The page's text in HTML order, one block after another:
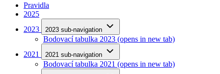
Pravidla
2025
2023
2023 sub-navigation
Bodovací tabulka 2023 (opens in new tab)
2021
2021 sub-navigation
Bodovací tabulka 2021 (opens in new tab)